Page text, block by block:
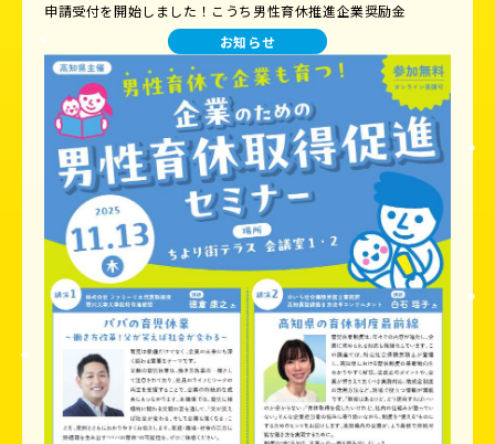
申請受付を開始しました！こうち男性育休推進企業奨励金
お知らせ